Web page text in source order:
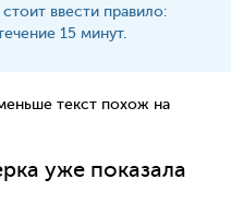
ввести правило:
15 минут.
текст похож на
уже показала